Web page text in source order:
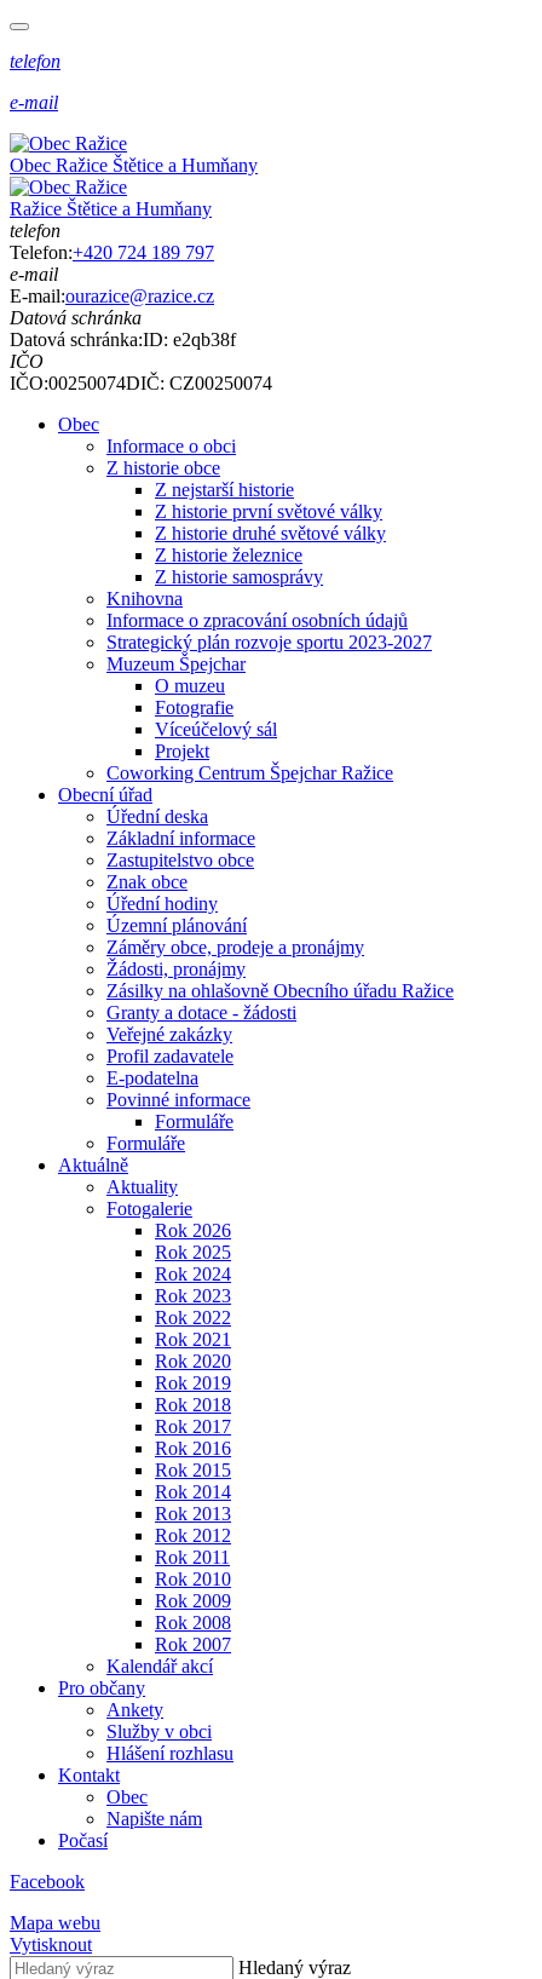
telefon
e-mail
Obec Ražice Štětice a Humňany
Ražice Štětice a Humňany
telefon
Telefon:+420 724 189 797
e-mail
E-mail:ourazice@razice.cz
Datová schránka
Datová schránka:ID: e2qb38f
IČO
IČO:00250074DIČ: CZ00250074
Obec
Informace o obci
Z historie obce
Z nejstarší historie
Z historie první světové války
Z historie druhé světové války
Z historie železnice
Z historie samosprávy
Knihovna
Informace o zpracování osobních údajů
Strategický plán rozvoje sportu 2023-2027
Muzeum Špejchar
O muzeu
Fotografie
Víceúčelový sál
Projekt
Coworking Centrum Špejchar Ražice
Obecní úřad
Úřední deska
Základní informace
Zastupitelstvo obce
Znak obce
Úřední hodiny
Územní plánování
Záměry obce, prodeje a pronájmy
Žádosti, pronájmy
Zásilky na ohlašovně Obecního úřadu Ražice
Granty a dotace - žádosti
Veřejné zakázky
Profil zadavatele
E-podatelna
Povinné informace
Formuláře
Formuláře
Aktuálně
Aktuality
Fotogalerie
Rok 2026
Rok 2025
Rok 2024
Rok 2023
Rok 2022
Rok 2021
Rok 2020
Rok 2019
Rok 2018
Rok 2017
Rok 2016
Rok 2015
Rok 2014
Rok 2013
Rok 2012
Rok 2011
Rok 2010
Rok 2009
Rok 2008
Rok 2007
Kalendář akcí
Pro občany
Ankety
Služby v obci
Hlášení rozhlasu
Kontakt
Obec
Napište nám
Počasí
Facebook
Mapa webu
Vytisknout
Hledaný výraz